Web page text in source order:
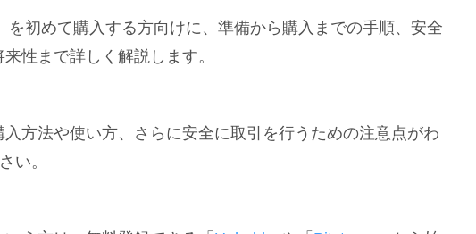
を初めて購入する方向けに、準備から購入までの手順、安全
性まで詳しく解説します。
方法や使い方、さらに安全に取引を行うための注意点がわ
い。